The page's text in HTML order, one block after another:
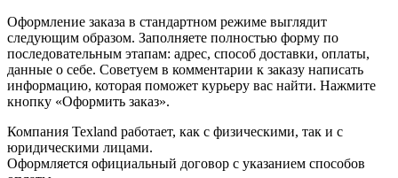
Оформление заказа в стандартном режиме выглядит
следующим образом. Заполняете полностью форму по
последовательным этапам: адрес, способ доставки, оплаты,
данные о себе. Советуем в комментарии к заказу написать
информацию, которая поможет курьеру вас найти. Нажмите
кнопку «Оформить заказ».
Компания Texland работает, как с физическими, так и с
юридическими лицами.
Оформляется официальный договор с указанием способов